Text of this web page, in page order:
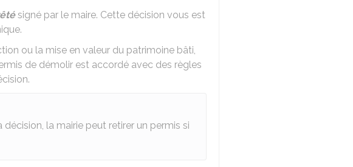
signé par le maire. Cette décision vous est
ou la mise en valeur du patrimoine bâti,
de démolir est accordé avec des règles
la mairie peut retirer un permis si